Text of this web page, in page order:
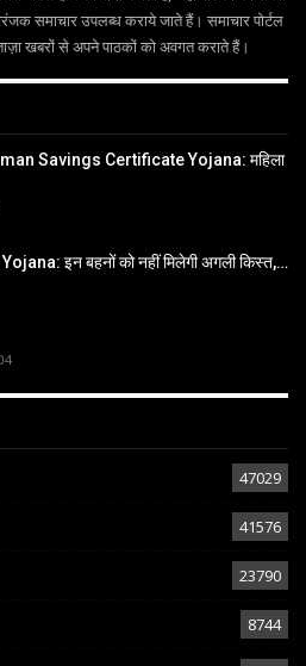
समाचार उपलब्ध कराये जाते हैं। समाचार पोर्टल
खबरों से अपने पाठकों को अवगत कराते हैं।
Savings Certificate Yojana: महिला
इन बहनों को नहीं मिलेगी अगली किस्त,…
47029
41576
23790
8744